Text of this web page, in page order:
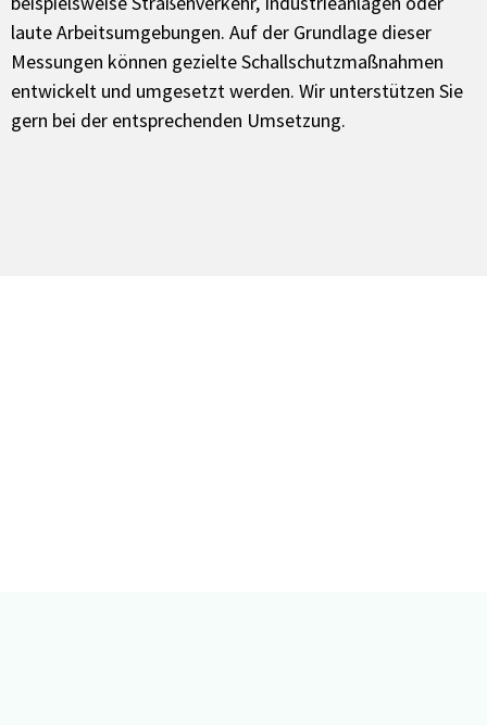
laute Arbeitsumgebungen. Auf der Grundlage dieser
Messungen können gezielte Schallschutzmaßnahmen
entwickelt und umgesetzt werden. Wir unterstützen Sie
gern bei der entsprechenden Umsetzung.